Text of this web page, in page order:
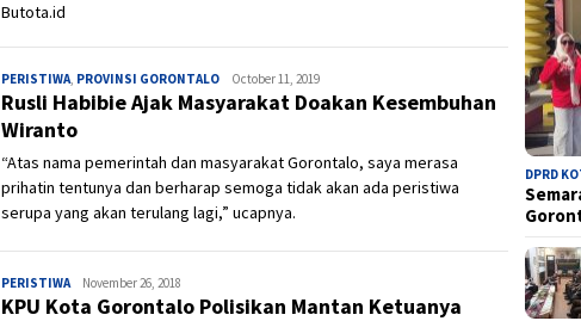
Butota.id
PERISTIWA, PROVINSI GORONTALO Admin
October 11, 2019
Rusli Habibie Ajak Masyarakat Doakan Kesembuhan
Wiranto
“Atas nama pemerintah dan masyarakat Gorontalo, saya merasa
prihatin tentunya dan berharap semoga tidak akan ada peristiwa
serupa yang akan terulang lagi,” ucapnya.
PERISTIWA Admin
November 26, 2018
KPU Kota Gorontalo Polisikan Mantan Ketuanya
DPRD